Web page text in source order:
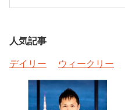
人気記事
デイリー
ウィークリー